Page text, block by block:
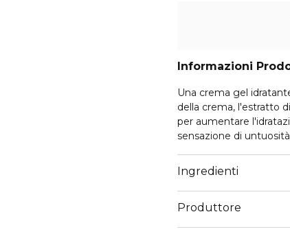
Informazioni
Una crema gel
della crema, l'estratto
per aumentare
sensazione di
contribuisce alla salute
aiutano a prevenire i
assorbe nella pelle con
Applicare una quantità
Ingredienti
Produttore